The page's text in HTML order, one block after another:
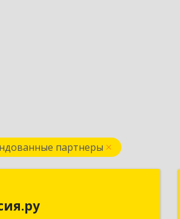
партнеры
655017, Хакасия Респ, Абакан г,